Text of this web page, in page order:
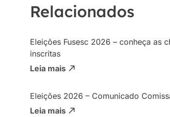
Relacionados
Eleições Fusesc 2026 – conheça as
inscritas
Leia mais
Eleições 2026 – Comunicado
Leia mais